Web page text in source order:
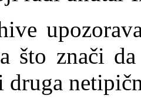
što znači
druga